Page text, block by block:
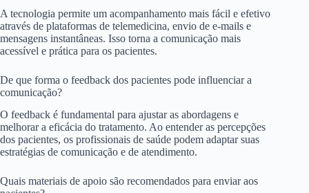
A tecnologia permite um acompanhamento mais fácil e efetivo
através de plataformas de telemedicina, envio de e-mails e
mensagens instantâneas. Isso torna a comunicação mais
acessível e prática para os pacientes.
De que forma o feedback dos pacientes pode influenciar a
comunicação?
O feedback é fundamental para ajustar as abordagens e
melhorar a eficácia do tratamento. Ao entender as percepções
dos pacientes, os profissionais de saúde podem adaptar suas
estratégias de comunicação e de atendimento.
Quais materiais de apoio são recomendados para enviar aos